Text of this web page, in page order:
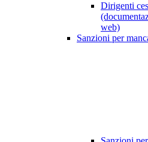
Dirigenti
web)
Sanzioni per